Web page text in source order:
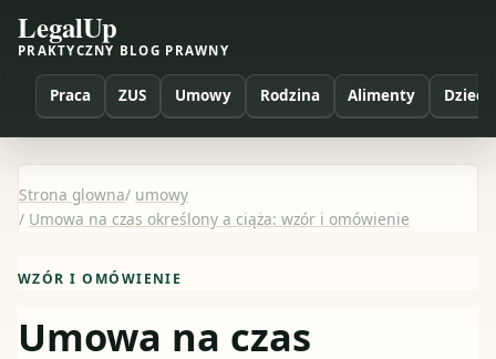
LegalUp
PRAKTYCZNY BLOG PRAWNY
Praca ZUS Umowy Rodzina Alimenty Dzieci
Strona glowna/ umowy
/ Umowa na czas określony a ciąża: wzór i omówienie
WZÓR I OMÓWIENIE
Umowa na czas